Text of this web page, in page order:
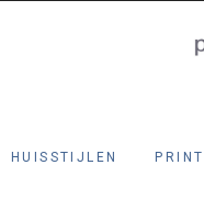
HUISSTIJLEN PRINT